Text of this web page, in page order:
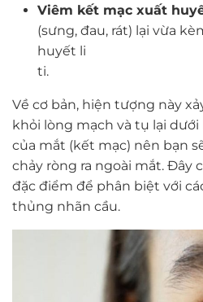
Viêm kết mạc xuất
(sưng, đau, rát) lại vừa
huyết li
Về cơ bản, hiện tượng này
khỏi lòng mạch và tụ lại
của mắt (kết mạc) nên bạn
chảy ròng ra ngoài mắt. Đây
đặc điểm để phân biệt với
thủng nhãn cầu.